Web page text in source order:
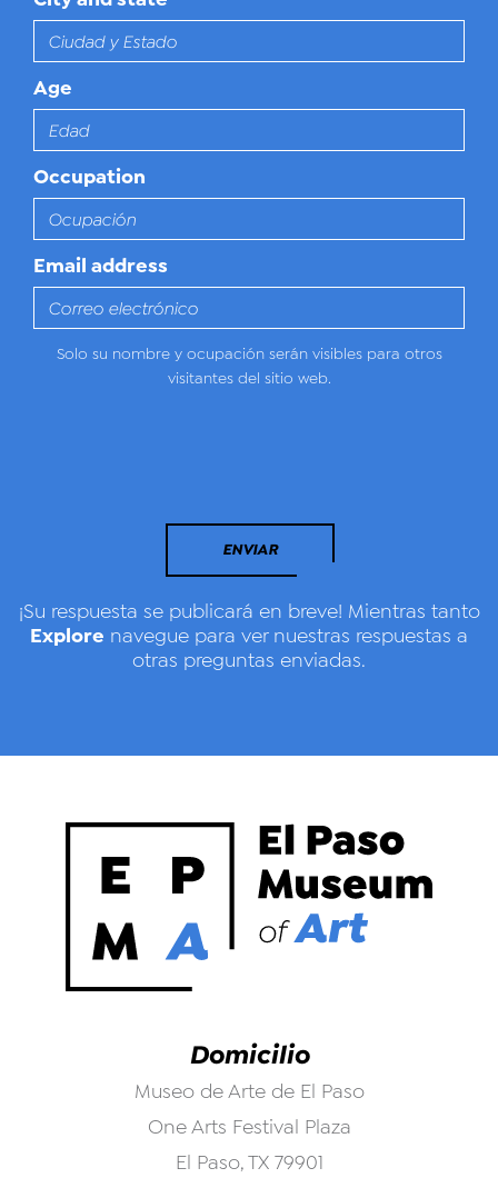
Age
Occupation
Email address
Solo su nombre y ocupación serán visibles para otros
visitantes del sitio web.
ENVIAR
¡Su respuesta se publicará en breve! Mientras tanto
Explore navegue para ver nuestras respuestas a
otras preguntas enviadas.
Domicilio
Museo de Arte de El Paso
One Arts Festival Plaza
El Paso, TX 79901